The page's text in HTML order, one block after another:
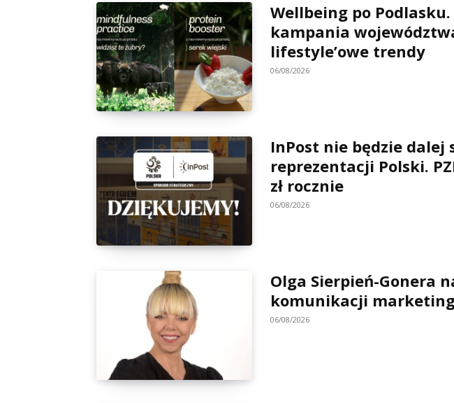
Wellbeing po
kampania
lifestyle’owe trendy
06/08/2026
InPost nie będzie dalej
reprezentacji Polski.
zł rocznie
06/08/2026
Olga Sierpień-Gonera
komunikacji
06/08/2026